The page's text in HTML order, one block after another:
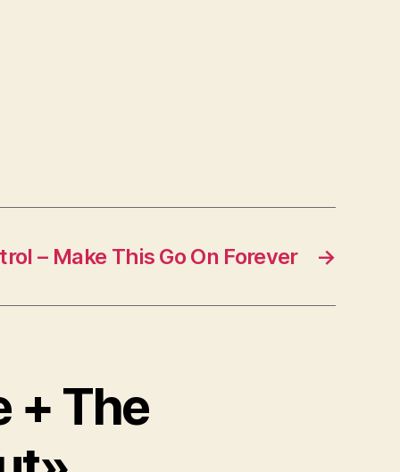
→
– Make This Go On Forever
+ The